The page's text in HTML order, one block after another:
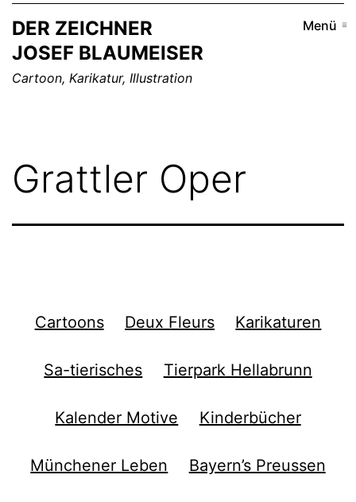
DER ZEICHNER
JOSEF BLAUMEISER
Cartoon, Karikatur, Illustration
Menü
Grattler Oper
Cartoons Deux Fleurs Karikaturen
Sa-tierisches Tierpark Hellabrunn
Kalender Motive Kinderbücher
Münchener Leben Bayern’s Preussen